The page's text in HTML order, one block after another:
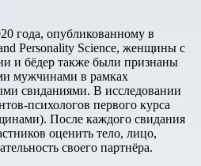
года, опубликованному в
Personality Science, женщины с
и бёдер также были признаны
мужчинами в рамках
свиданиями. В исследовании
психологов первого курса
После каждого свидания
оценить тело, лицо,
своего партнёра.